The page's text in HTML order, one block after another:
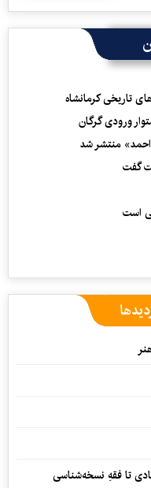
تاریخی کرمانشاه
ورودی گرگان
منتشر شد
گفت
است
تا فقهِ نسخه‌شناسی